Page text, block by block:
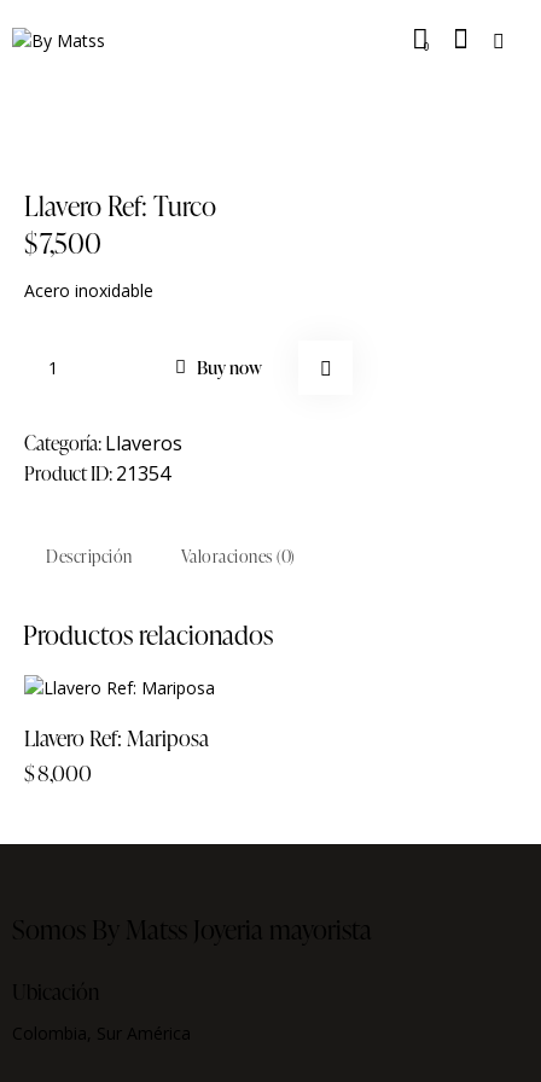
0
Llavero Ref: Turco
$7,500
Acero inoxidable
Buy now
Categoría:Llaveros
Product ID:21354
Descripción Valoraciones (0)
Productos relacionados
Llavero Ref: Mariposa
$8,000
Somos By Matss Joyeria mayorista
Ubicación
Colombia, Sur América